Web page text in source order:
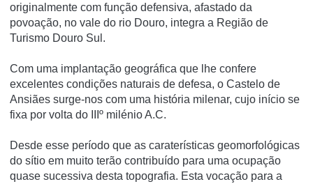
originalmente com função defensiva, afastado da
povoação, no vale do rio Douro, integra a Região de
Turismo Douro Sul.
Com uma implantação geográfica que lhe confere
excelentes condições naturais de defesa, o Castelo de
Ansiães surge-nos com uma história milenar, cujo início se
fixa por volta do IIIº milénio A.C.
Desde esse período que as caraterísticas geomorfológicas
do sítio em muito terão contribuído para uma ocupação
quase sucessiva desta topografia. Esta vocação para a